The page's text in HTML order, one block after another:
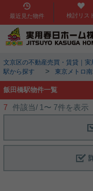
最近見た物件 検討リス
文京区の不動産売買・賃貸｜実
駅から探す
> 東京メトロ
飯田橋駅物件一覧
7 件該当/ 1 〜 7件を表示